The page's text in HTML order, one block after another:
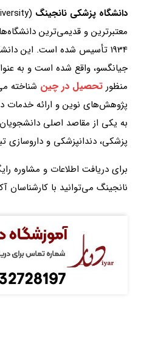
دانشگاه پزشکی نانجینگ
معتبرترین و قدیمی‌ترین
1934 تأسیس شده است. این
جیانگسو، واقع شده است و به
منظور تحصیل در چین شناخته
پژوهش‌های نوین و ارائه خدمات
به یکی از مقاصد اصلی
پزشکی، دندانپزشکی و
برای دریافت اطلاعات و مشاوره
نانجینگ می‌توانید با کارشناسان